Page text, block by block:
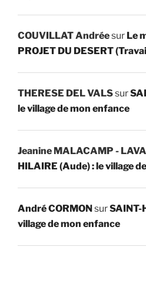
COUVILLAT Andréesur Le
PROJET DU DESERT
THERESE DEL VALSsur
le village de mon enfance
Jeanine MALACAMP -
HILAIRE (Aude) : le village
André CORMON surSAINT-
village de mon enfance